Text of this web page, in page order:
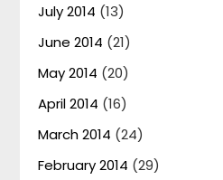
July 2014 (13)
June 2014 (21)
May 2014 (20)
April 2014 (16)
March 2014 (24)
February 2014 (29)